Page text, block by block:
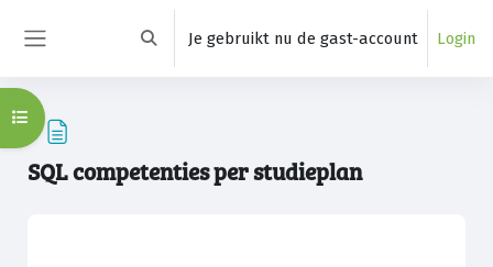
Schakel zoek invoer
Je gebruikt nu de gast-account Login
SQL competenties per studieplan
Open cursusindex